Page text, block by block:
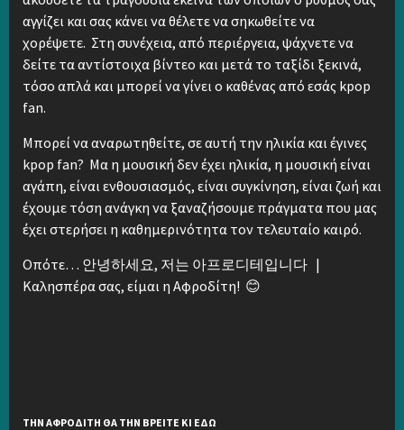
αγγίζει και σας κάνει να θέλετε να σηκωθείτε να
χορέψετε. Στη συνέχεια, από περιέργεια, ψάχνετε να
δείτε τα αντίστοιχα βίντεο και μετά το ταξίδι ξεκινά,
τόσο απλά και μπορεί να γίνει ο καθένας από εσάς kpop
fan.
Μπορεί να αναρωτηθείτε, σε αυτή την ηλικία και έγινες
kpop fan? Μα η μουσική δεν έχει ηλικία, η μουσική είναι
αγάπη, είναι ενθουσιασμός, είναι συγκίνηση, είναι ζωή και
έχουμε τόση ανάγκη να ξαναζήσουμε πράγματα που μας
έχει στερήσει η καθημερινότητα τον τελευταίο καιρό.
Οπότε… 안녕하세요, 저는 아프로디테입니다 |
Καλησπέρα σας, είμαι η Αφροδίτη! 😊
ΤΗΝ ΑΦΡΟΔΙΤΗ ΘΑ ΤΗΝ ΒΡΕΙΤΕ ΚΙ ΕΔΩ